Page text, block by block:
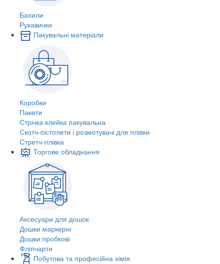
Бахили
Рукавички
Пакувальні матеріали
Коробки
Пакети
Стрічка клейка пакувальна
Скотч-пістолети і розмотувачі для плівки
Стретч-плівка
Торгове обладнання
Аксесуари для дошок
Дошки маркерні
Дошки пробкові
Фліпчарти
Побутова та професійна хімія